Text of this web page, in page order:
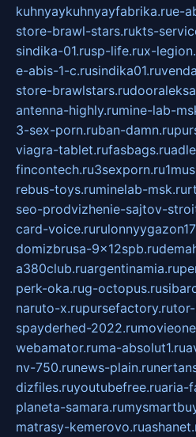
kuhnyaykuhnyayfabrika.rue-
store-brawl-stars.rukts-
sindika-01.rusp-life.rux-
e-abis-1-c.rusindika01.ru
store-brawlstars.ru
antenna-highly.rumine-lab-
3-sex-porn.ruban-damn.ru
viagra-tablet.rufasbags.ru
fincontech.ru3sexporn.ru
rebus-toys.ruminelab-msk.ru
seo-prodvizhenie-sajtov-
card-voice.ru
domizbrusa-9x12spb.ru
a380club.ruargentinamia.ru
perk-oka.rug-octopus.ru
naruto-x.rupursefactory.ru
spayderhed-2022.ru
webamator.ruma-absolut1.ru
nv-750.runews-plain.ru
dizfiles.ruyoutubefree.ruaria-
planeta-samara.ru
matrasy-kemerovo.ru